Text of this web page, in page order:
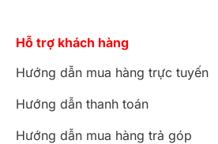
Hỗ trợ khách hàng
Hướng dẫn mua hàng trực tuyến
Hướng dẫn thanh toán
Hướng dẫn mua hàng trả góp